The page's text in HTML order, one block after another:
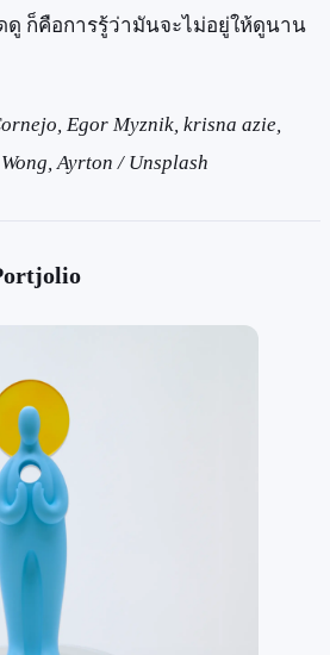
ดู ก็คือการรู้ว่ามันจะไม่อยู่ให้ดูนาน
Egor Myznik, krisna azie,
Ayrton / Unsplash